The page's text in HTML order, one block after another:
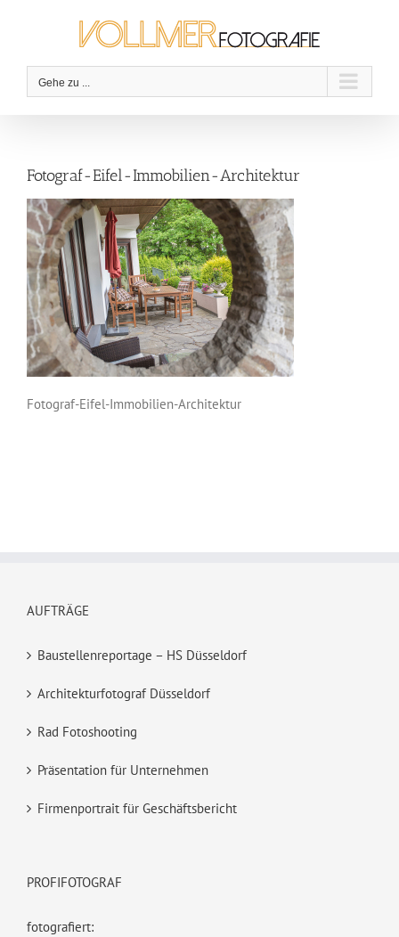
Gehe zu ...
Fotograf-Eifel-Immobilien-Architektur
Fotograf-Eifel-Immobilien-Architektur
AUFTRÄGE
Baustellenreportage – HS Düsseldorf
Architekturfotograf Düsseldorf
Rad Fotoshooting
Präsentation für Unternehmen
Firmenportrait für Geschäftsbericht
PROFIFOTOGRAF
fotografiert: